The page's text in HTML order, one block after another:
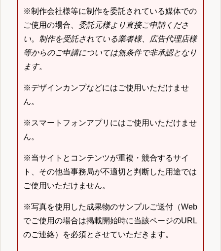
※制作会社様等に制作を委託されている媒体での
ご使用の場合、 委託元様より直接ご申請くださ
い。 制作を受託されている業者様、広告代理店様
等からのご申請については無条件で非承認となり
ます。
※デザインカンプなどにはご使用いただけませ
ん。
※スマートフォンアプリにはご使用いただけませ
ん。
※当サイトとコンテンツが重複・競合するサイ
ト、その他当事務局が不適切と判断した用途では
ご使用いただけません。
※写真を使用した成果物のサンプルご送付（Web
でご使用の場合は掲載開始時に当該ページのURL
のご連絡）を必須とさせていただきます。